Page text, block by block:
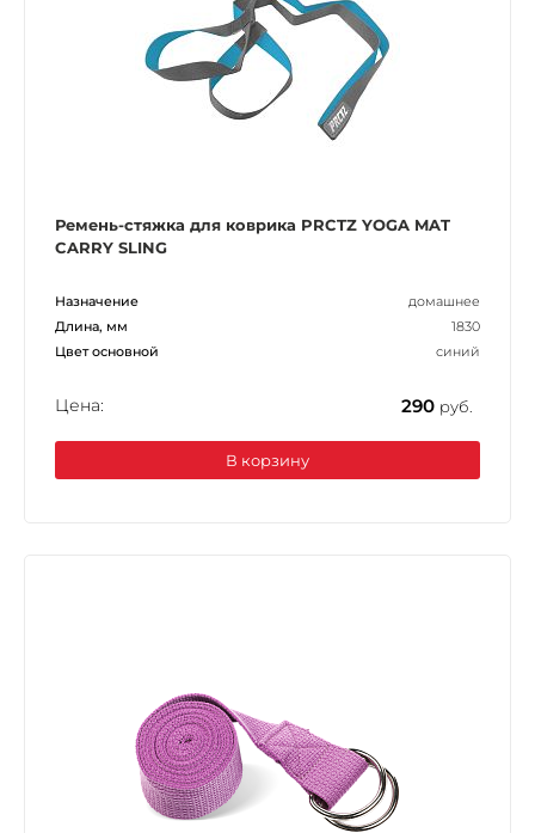
Ремень-стяжка для коврика PRCTZ YOGA MAT
CARRY SLING
Назначение
домашнее
Длина, мм
1830
Цвет основной
синий
Цена: 290 руб.
В корзину